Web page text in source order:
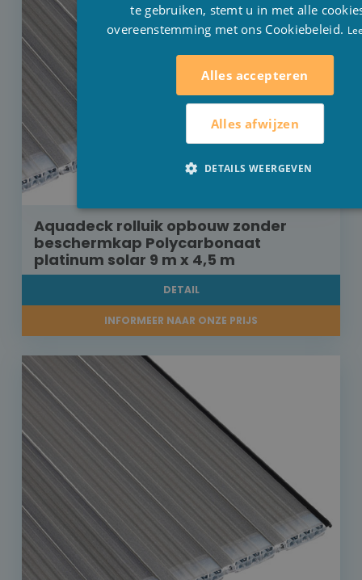
Aquadeck rolluik opbouw zonder
beschermkap Polycarbonaat
platinum solar 9 m x 4,5 m
DETAIL
INFORMEER NAAR ONZE PRIJS
te gebruiken, stemt u in met alle
overeenstemming met ons Cookiebeleid.
Alles accepteren
Alles afwijzen
DETAILS WEERGEVEN